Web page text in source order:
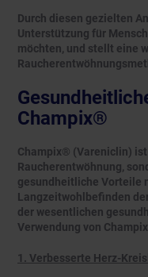
Durch diesen gezielten
Unterstützung für
möchten, und stellt eine
Champix®
Champix® (Vareniclin)
Raucherentwöhnung,
gesundheitliche Vorteile
Langzeitwohlbefinden
der wesentlichen
Verwendung von
1. Verbesserte Herz-